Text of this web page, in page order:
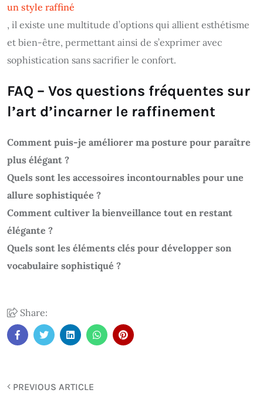
un style raffiné
, il existe une multitude d’options qui allient esthétisme
et bien-être, permettant ainsi de s’exprimer avec
sophistication sans sacrifier le confort.
FAQ – Vos questions fréquentes sur
l’art d’incarner le raffinement
Comment puis-je améliorer ma posture pour paraître
plus élégant ?
Quels sont les accessoires incontournables pour une
allure sophistiquée ?
Comment cultiver la bienveillance tout en restant
élégante ?
Quels sont les éléments clés pour développer son
vocabulaire sophistiqué ?
Share:
PREVIOUS ARTICLE